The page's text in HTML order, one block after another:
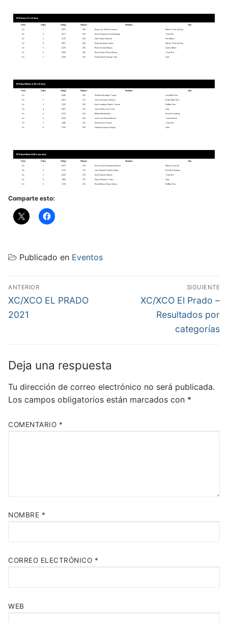
MTB Sénior (19 a 29 años)
Ficha Orden Código Número Nombres
Club
Ver
1 4241 200 Diego Luis Alarcón Loayza
Xtreme Team Cycling
Ver
2 4211 202 David Gargurivich Cuchuñaupa
Team Rvx
Ver
3 5319 203 Abel Callme Naveda
Free Bikers
Ver
4 3697 204 Diego Uzuriaga Grados
Xtreme Team Cycling
Ver
5 5370 205 Pedro Gavilan Ramos
Comas Bikers
Ver
6 3985 206 David Aaron Olivera Dioses
Team Rvx
Ver
7 4169 207 Florian Daniel Quispe Yola Libre
MTB Sport Máster A (30 a 39 años)
Ficha Orden Código Número Nombres
Club
Ver
1 5049 230 Vladimir Pacotaipe Taquiri
Lima Bike Perú
Ver
2 6281 231 Jose Luis Egues Velazco
Enduro Bike Perú
Ver
3 7529 232 Erick Jonathan Nuñez Tenorio
ProBike Perú
Ver
4 4207 233 José Andrés Leon Yola
Libre
Ver
5 4172 235 Maitin Montilla Ruiz
Perú Sin Fronteras
Ver
6 6320 236 José Luis Herrera Bezaira
Team Herrera
Ver
7 7449 237 Victor Enciso Gomez
Team Rvx
Ver
8 5729 238 Eduardo Espinoza Huaya Libre
MTB Sport Máster B (40 a más años)
Ficha Orden Código Número Nombres
Club
Ver
1 6337 270 Percy Alvaro Pasapera Córdova
Ruteros Lima Sur
Ver
2 5173 272 José Eduardo Gastelo Cubas
Perú Sin Fronteras
Ver
3 6203 274 Victor Cáceres Ramos
Team Rvx
Ver
4 7460 275 Preyer Huaman Torres
Libre
Ver
5 1018 276 Pedro Marino Flores Chalco ProBike Perú
Comparte esto:
Publicado en Eventos
ANTERIOR
XC/XCO EL PRADO
2021
SIGUIENTE
XC/XCO El Prado –
Resultados por
categorías
Deja una respuesta
Tu dirección de correo electrónico no será publicada.
Los campos obligatorios están marcados con *
COMENTARIO *
NOMBRE *
CORREO ELECTRÓNICO *
WEB